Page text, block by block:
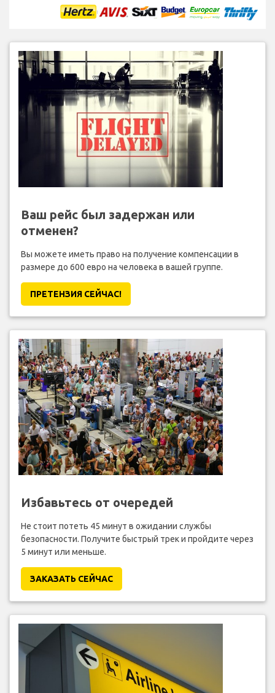
Ваш рейс был задержан или
отменен?
Вы можете иметь право на получение компенсации в
размере до 600 евро на человека в вашей группе.
ПРЕТЕНЗИЯ CЕЙЧАС!
Избавьтесь от очередей
Не стоит потеть 45 минут в ожидании службы
безопасности. Получите быстрый трек и пройдите через
5 минут или меньше.
ЗАКАЗАТЬ СЕЙЧАС